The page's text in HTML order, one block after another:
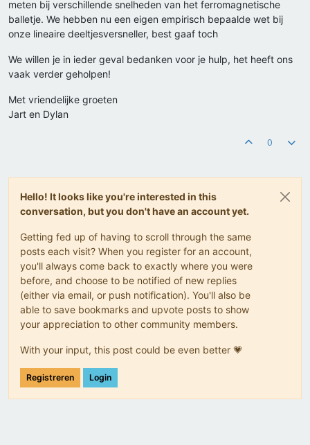
meten bij verschillende snelheden van het ferromagnetische
balletje. We hebben nu een eigen empirisch bepaalde wet bij
onze lineaire deeltjesversneller, best gaaf toch
We willen je in ieder geval bedanken voor je hulp, het heeft ons
vaak verder geholpen!
Met vriendelijke groeten
Jart en Dylan
0
Hello! It looks like you're interested in this
conversation, but you don't have an account yet.
Getting fed up of having to scroll through the same
posts each visit? When you register for an account,
you'll always come back to exactly where you were
before, and choose to be notified of new replies
(either via email, or push notification). You'll also be
able to save bookmarks and upvote posts to show
your appreciation to other community members.
With your input, this post could be even better 💗
Registreren Login